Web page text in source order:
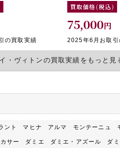
の買取実績
買取価格(税込)
75,000円
2025年6月お取引
・ヴィトンの買取実績をもっと見
ント マヒナ アルマ モンテーニュ
サー ダミエ ダミエ・アズール ダ